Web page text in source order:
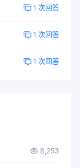
1 次回答
1 次回答
1 次回答
8,253